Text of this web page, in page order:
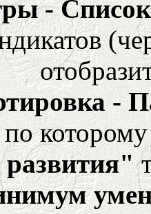
- Список
-